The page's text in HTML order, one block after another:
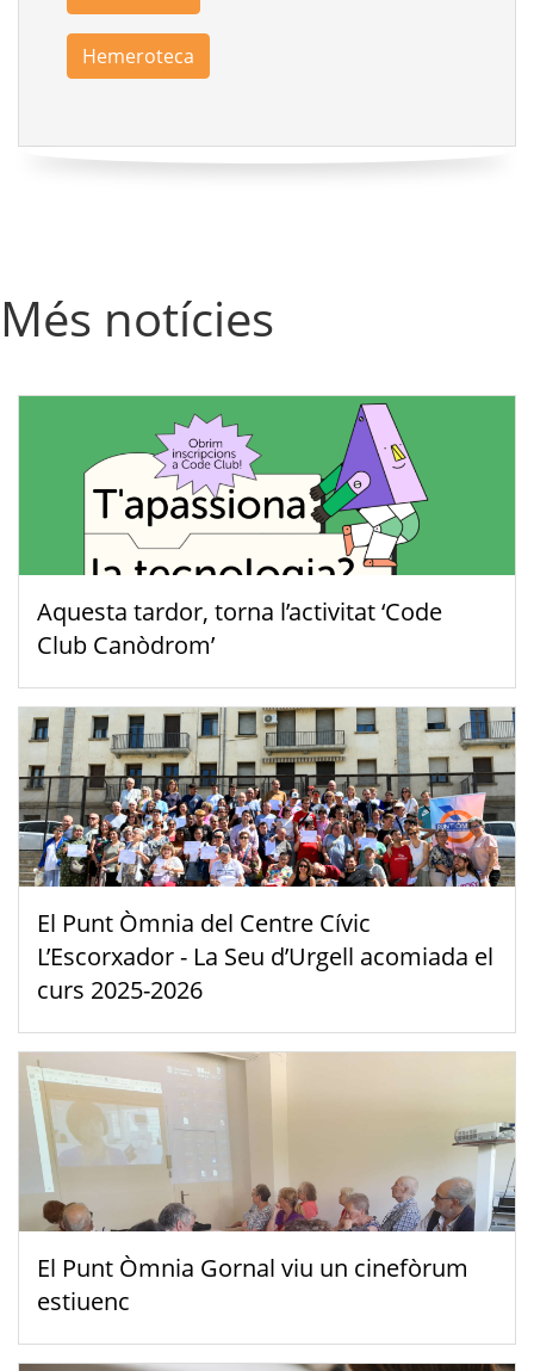
Hemeroteca
Més notícies
Aquesta tardor, torna l’activitat ‘Code
Club Canòdrom’
El Punt Òmnia del Centre Cívic
L’Escorxador - La Seu d’Urgell acomiada el
curs 2025-2026
El Punt Òmnia Gornal viu un cinefòrum
estiuenc